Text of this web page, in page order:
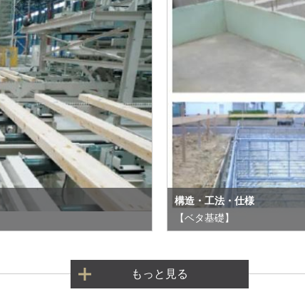
構造・工法・仕様
【ベタ基礎】
もっと見る